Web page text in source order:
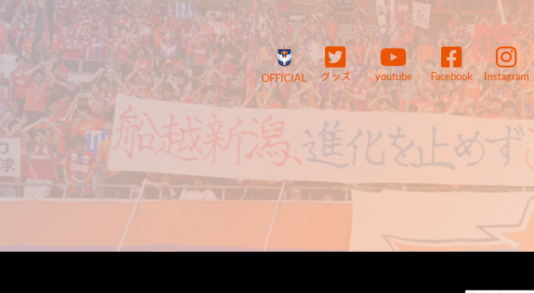
OFFICIAL グッズ youtube Facebook Instagram